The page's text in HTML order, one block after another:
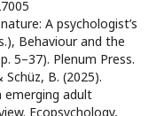
A psychologist’s
Behaviour and the
5–37). Plenum Press.
Schüz, B. (2025).
emerging adult
Ecopsychology,